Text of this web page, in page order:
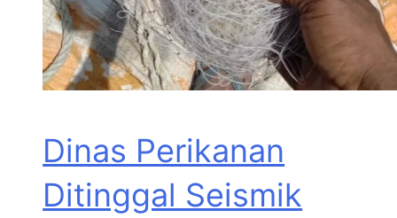
Dinas Perikanan
Ditinggal Seismik